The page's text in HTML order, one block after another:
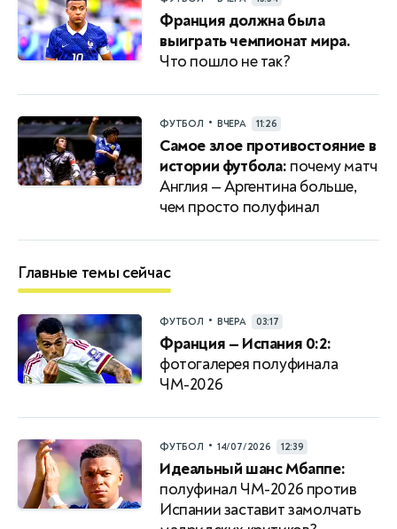
Франция должна была
выиграть чемпионат мира.
Что пошло не так?
ФУТБОЛ • ВЧЕРА 11:26
Самое злое противостояние в
истории футбола: почему матч
Англия — Аргентина больше,
чем просто полуфинал
Главные темы сейчас
ФУТБОЛ • ВЧЕРА 03:17
Франция — Испания 0:2:
фотогалерея полуфинала
ЧМ-2026
ФУТБОЛ • 14/07/2026 12:39
Идеальный шанс Мбаппе:
полуфинал ЧМ-2026 против
Испании заставит замолчать